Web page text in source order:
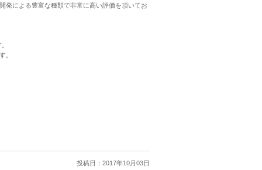
発による豊富な種類で非常に高い評価を頂いてお
。
投稿日： 2017年10月03日